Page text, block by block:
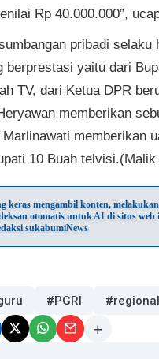
Rp 40.000.000”,
pribadi selaku
berprestasi yaitu dari
TV, dari Ketua DPR
memberikan
memberikan
10 Buah telvisi.(Malik
keras mengambil konten,
otomatis untuk AI di situs
sukabumiNews
#PGRI #regional